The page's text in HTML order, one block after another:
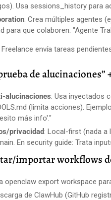
Usa sessions_history para
: Crea múltiples agentes
para que colaboren: "Agente
envía tareas
de
alucinaciones: Usa inyectados
(limita acciones).
más info'."
privacidad: Local-first (nada a
En security guide: Trata
importar workflows
openclaw export workspace
de ClawHub (GitHub